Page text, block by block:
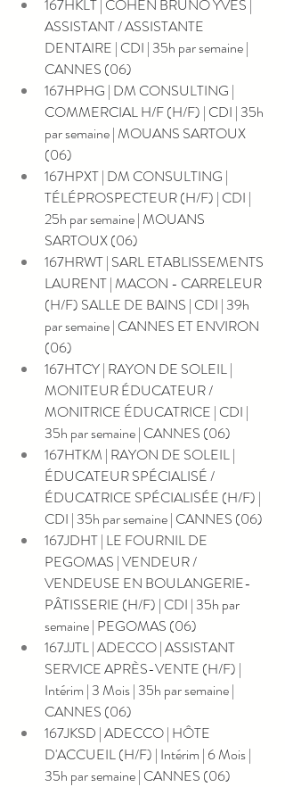
167HKLT | COHEN BRUNO YVES |
ASSISTANT / ASSISTANTE
DENTAIRE | CDI | 35h par semaine |
CANNES (06)
167HPHG | DM CONSULTING |
COMMERCIAL H/F (H/F) | CDI | 35h
par semaine | MOUANS SARTOUX
(06)
167HPXT | DM CONSULTING |
TÉLÉPROSPECTEUR (H/F) | CDI |
25h par semaine | MOUANS
SARTOUX (06)
167HRWT | SARL ETABLISSEMENTS
LAURENT | MACON - CARRELEUR
(H/F) SALLE DE BAINS | CDI | 39h
par semaine | CANNES ET ENVIRON
(06)
167HTCY | RAYON DE SOLEIL |
MONITEUR ÉDUCATEUR /
MONITRICE ÉDUCATRICE | CDI |
35h par semaine | CANNES (06)
167HTKM | RAYON DE SOLEIL |
ÉDUCATEUR SPÉCIALISÉ /
ÉDUCATRICE SPÉCIALISÉE (H/F) |
CDI | 35h par semaine | CANNES (06)
167JDHT | LE FOURNIL DE
PEGOMAS | VENDEUR /
VENDEUSE EN BOULANGERIE-
PÂTISSERIE (H/F) | CDI | 35h par
semaine | PEGOMAS (06)
167JJTL | ADECCO | ASSISTANT
SERVICE APRÈS-VENTE (H/F) |
Intérim | 3 Mois | 35h par semaine |
CANNES (06)
167JKSD | ADECCO | HÔTE
D'ACCUEIL (H/F) | Intérim | 6 Mois |
35h par semaine | CANNES (06)